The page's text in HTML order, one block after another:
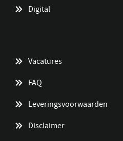
Digital
Vacatures
FAQ
Leveringsvoorwaarden
Disclaimer